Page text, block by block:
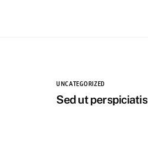
UNCATEGORIZED
Sed ut perspiciatis